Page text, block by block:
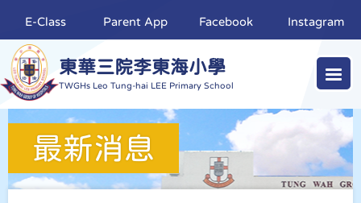
東華三院李東海小學
TWGHs Leo Tung-hai LEE Primary School
E-Class Parent App Facebook Instagram
最新消息